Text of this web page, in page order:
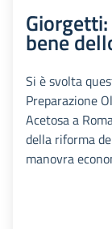
bene
Si è svolta
Preparazione
Acetosa a
della riforma
manovra